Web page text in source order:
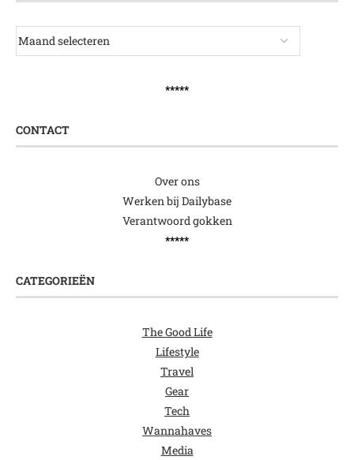
*****
CONTACT
Over ons
Werken bij Dailybase
Verantwoord gokken
*****
CATEGORIEËN
The Good Life
Lifestyle
Travel
Gear
Tech
Wannahaves
Media